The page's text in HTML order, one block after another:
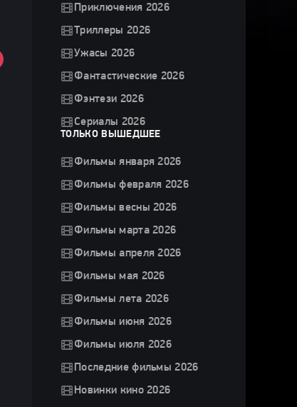
Приключения 2026
Триллеры 2026
Ужасы 2026
Фантастические 2026
Фэнтези 2026
Сериалы 2026
ТОЛЬКО ВЫШЕДШЕЕ
Фильмы января 2026
Фильмы февраля 2026
Фильмы весны 2026
Фильмы марта 2026
Фильмы апреля 2026
Фильмы мая 2026
Фильмы лета 2026
Фильмы июня 2026
Фильмы июля 2026
Последние фильмы 2026
Новинки кино 2026